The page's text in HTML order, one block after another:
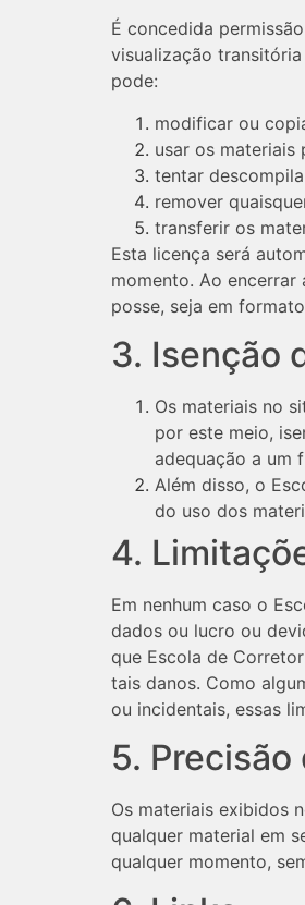
É concedida
visualização
pode:
modificar ou
usar os
tentar
remover
transferir os
Esta licença será
momento. Ao
posse, seja em
3. Isenção
Os materiais no
por este meio,
adequação a um
Além disso, o
do uso dos
4.
Em nenhum caso o
dados ou lucro ou
que Escola de
tais danos. Como
ou incidentais, essas
5.
Os materiais exibidos
qualquer material em
qualquer momento,